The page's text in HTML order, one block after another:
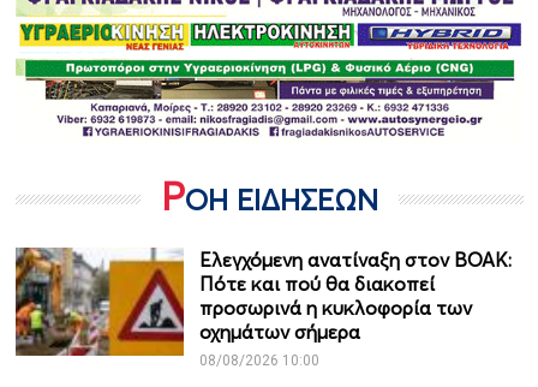
ΡΟΗ ΕΙΔΗΣΕΩΝ
Ελεγχόμενη ανατίναξη στον ΒΟΑΚ:
Πότε και πού θα διακοπεί
προσωρινά η κυκλοφορία των
οχημάτων σήμερα
08/08/2026 10:00